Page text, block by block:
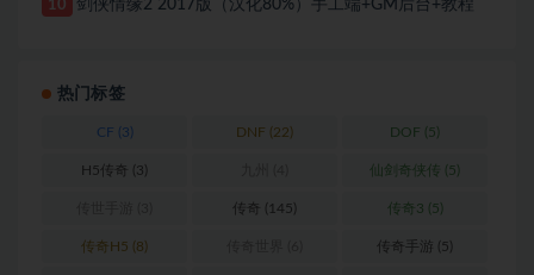
10 剑侠情缘2 2017版（汉化80%）手工端+GM后台+教程
热门标签
CF (3) DNF (22) DOF (5)
H5传奇 (3) 仙剑奇侠传 (5)
传奇 (145) 传奇3 (5)
传奇H5 (8) 传奇手游 (5)